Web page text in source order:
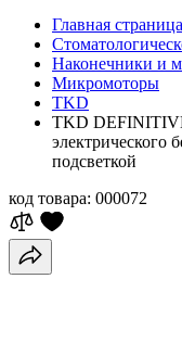
Главная страница
Наконечники и
Микромоторы
TKD
TKD
электрического
подсветкой
код товара: 000072